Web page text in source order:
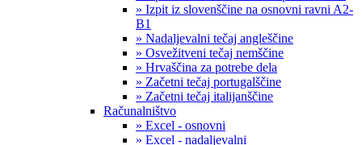
» Izpit iz slovenščine na osnovni ravni A2-
B1
» Nadaljevalni tečaj angleščine
» Osvežitveni tečaj nemščine
» Hrvaščina za potrebe dela
» Začetni tečaj portugalščine
» Začetni tečaj italijanščine
Računalništvo
» Excel - osnovni
» Excel - nadaljevalni